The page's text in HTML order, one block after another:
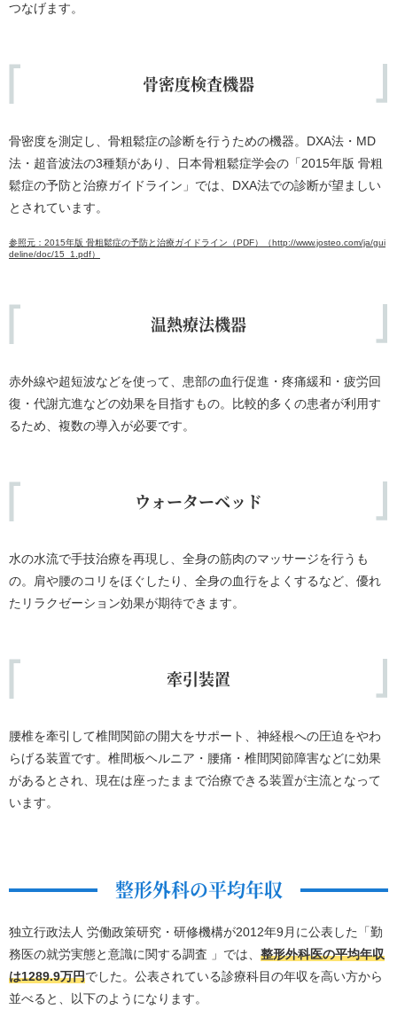
つなげます。
骨密度検査機器
骨密度を測定し、骨粗鬆症の診断を行うための機器。DXA法・MD
法・超音波法の3種類があり、日本骨粗鬆症学会の「2015年版 骨粗
鬆症の予防と治療ガイドライン」では、DXA法での診断が望ましい
とされています。
参照元：2015年版 骨粗鬆症の予防と治療ガイドライン（PDF）（http://www.josteo.com/ja/gui
deline/doc/15_1.pdf）
温熱療法機器
赤外線や超短波などを使って、患部の血行促進・疼痛緩和・疲労回
復・代謝亢進などの効果を目指すもの。比較的多くの患者が利用す
るため、複数の導入が必要です。
ウォーターベッド
水の水流で手技治療を再現し、全身の筋肉のマッサージを行うも
の。肩や腰のコリをほぐしたり、全身の血行をよくするなど、優れ
たリラクゼーション効果が期待できます。
牽引装置
腰椎を牽引して椎間関節の開大をサポート、神経根への圧迫をやわ
らげる装置です。椎間板ヘルニア・腰痛・椎間関節障害などに効果
があるとされ、現在は座ったままで治療できる装置が主流となって
います。
整形外科の平均年収
独立行政法人 労働政策研究・研修機構が2012年9月に公表した「勤
務医の就労実態と意識に関する調査 」では、 整形外科医の平均年収
は1289.9万円でした。公表されている診療科目の年収を高い方から
並べると、以下のようになります。